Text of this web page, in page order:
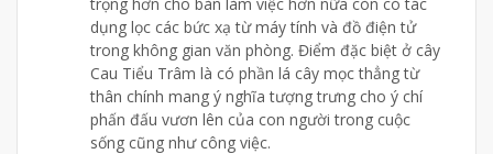
dụng lọc các bức xạ từ máy tính và đồ điện tử
trong không gian văn phòng. Điểm đặc biệt ở cây
Cau Tiểu Trâm là có phần lá cây mọc thẳng từ
thân chính mang ý nghĩa tượng trưng cho ý chí
phấn đấu vươn lên của con người trong cuộc
sống cũng như công việc.